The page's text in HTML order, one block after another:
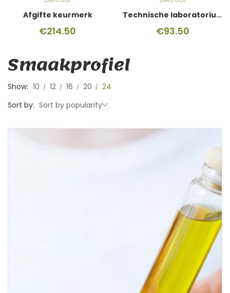
Afgifte keurmerk
€214.50
Technische laboratoriumtest
€93.50
Smaakprofiel
Show: 10 12 16 20
24
Sort by: Sort by popularity